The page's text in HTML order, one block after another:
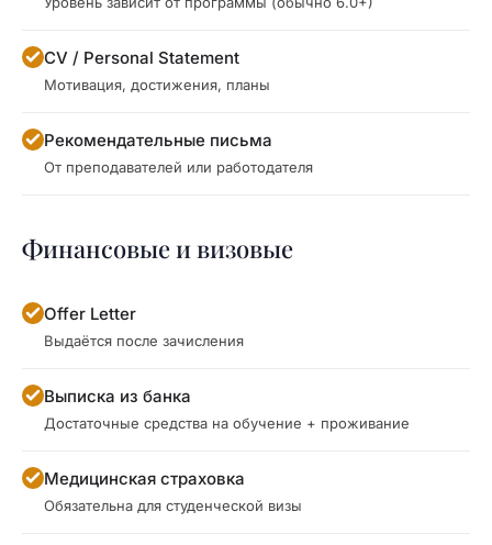
CV / Personal Statement
Мотивация, достижения, планы
Рекомендательные письма
От преподавателей или работодателя
Финансовые и визовые
Offer Letter
Выдаётся после зачисления
Выписка из банка
Достаточные средства на обучение + проживание
Медицинская страховка
Обязательна для студенческой визы